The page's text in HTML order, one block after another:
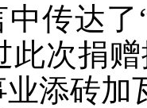
传达
此次捐
添砖